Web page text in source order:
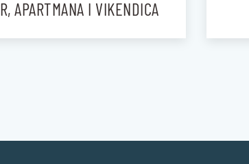
APARTMANA I VIKENDICA